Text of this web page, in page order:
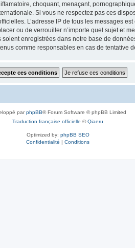
choquant, menaçant,
Si vous ne respectez pas ces
L’adresse IP de tous les messages
ou de verrouiller n’importe quel sujet et
enregistrées dans notre base de
comme responsables en cas de tentative
parphpBB® Forum Software © phpBB Limited
Traduction française officielle ©Qiaeru
Optimized by: phpBB SEO
Confidentialité | Conditions